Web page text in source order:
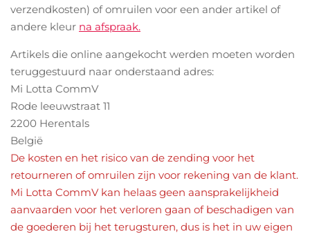
verzendkosten) of omruilen voor een ander artikel of
andere kleur na afspraak.
Artikels die online aangekocht werden moeten worden
teruggestuurd naar onderstaand adres:
Mi Lotta CommV
Rode leeuwstraat 11
2200 Herentals
België
De kosten en het risico van de zending voor het
retourneren of omruilen zijn voor rekening van de klant.
Mi Lotta CommV kan helaas geen aansprakelijkheid
aanvaarden voor het verloren gaan of beschadigen van
de goederen bij het terugsturen, dus is het in uw eigen